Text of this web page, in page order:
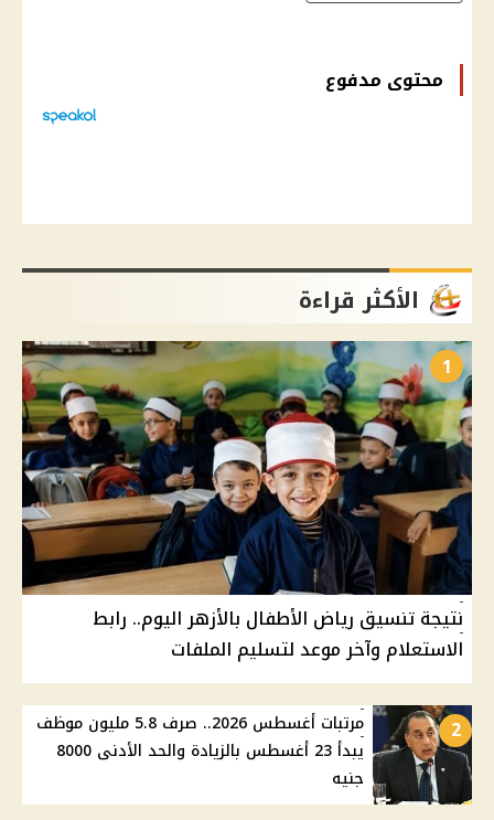
محتوى مدفوع
الأكثر قراءة
1
نتيجة تنسيق رياض الأطفال بالأزهر اليوم.. رابط
الاستعلام وآخر موعد لتسليم الملفات
2
مرتبات أغسطس 2026.. صرف 5.8 مليون موظف
يبدأ 23 أغسطس بالزيادة والحد الأدنى 8000
جنيه